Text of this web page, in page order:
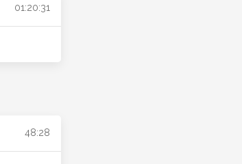
01:20:31
48:28